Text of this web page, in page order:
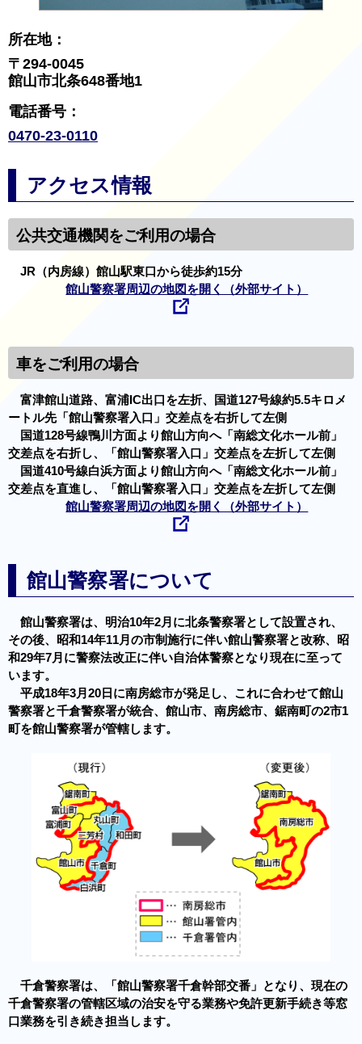
所在地：
〒294-0045
館山市北条648番地1
電話番号：
0470-23-0110
アクセス情報
公共交通機関をご利用の場合
JR（内房線）館山駅東口から徒歩約15分
館山警察署周辺の地図を開く（外部サイト）
車をご利用の場合
富津館山道路、富浦IC出口を左折、国道127号線約5.5キロメ
ートル先「館山警察署入口」交差点を右折して左側
国道128号線鴨川方面より館山方向へ「南総文化ホール前」
交差点を右折し、「館山警察署入口」交差点を左折して左側
国道410号線白浜方面より館山方向へ「南総文化ホール前」
交差点を直進し、「館山警察署入口」交差点を左折して左側
館山警察署周辺の地図を開く（外部サイト）
館山警察署について
館山警察署は、明治10年2月に北条警察署として設置され、
その後、昭和14年11月の市制施行に伴い館山警察署と改称、昭
和29年7月に警察法改正に伴い自治体警察となり現在に至って
います。
平成18年3月20日に南房総市が発足し、これに合わせて館山
警察署と千倉警察署が統合、館山市、南房総市、鋸南町の2市1
町を館山警察署が管轄します。
千倉警察署は、「館山警察署千倉幹部交番」となり、現在の
千倉警察署の管轄区域の治安を守る業務や免許更新手続き等窓
口業務を引き続き担当します。